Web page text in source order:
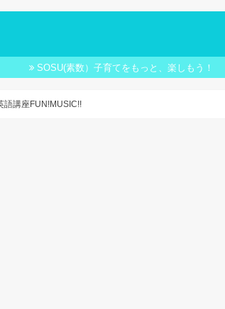
SOSU(素数）子育てをもっと、楽しもう！
語講座FUN!MUSIC!!